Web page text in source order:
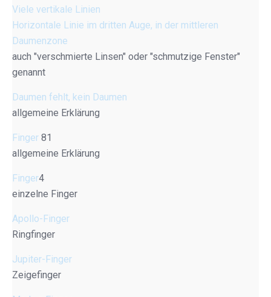
Viele vertikale Linien
Horizontale Linie im dritten Auge, in der mittleren
Daumenzone
auch "verschmierte Linsen" oder "schmutzige Fenster"
genannt
Daumen fehlt, kein Daumen
allgemeine Erklärung
Finger 81
allgemeine Erklärung
Finger4
einzelne Finger
Apollo-Finger
Ringfinger
Jupiter-Finger
Zeigefinger